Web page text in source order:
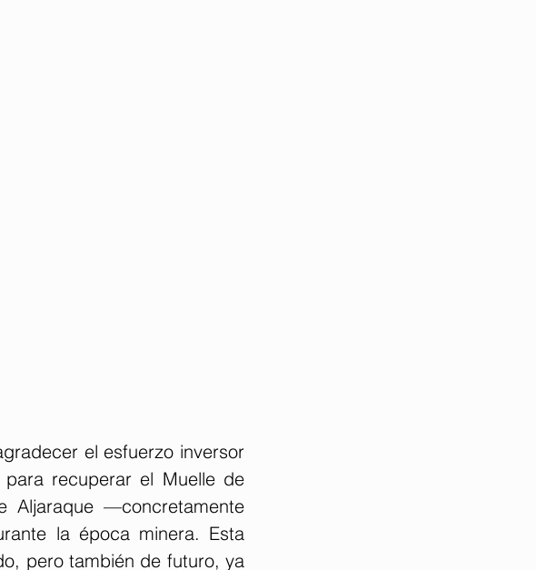
el esfuerzo inversor
recuperar el Muelle de
Aljaraque —concretamente
la época minera. Esta
pero también de futuro, ya